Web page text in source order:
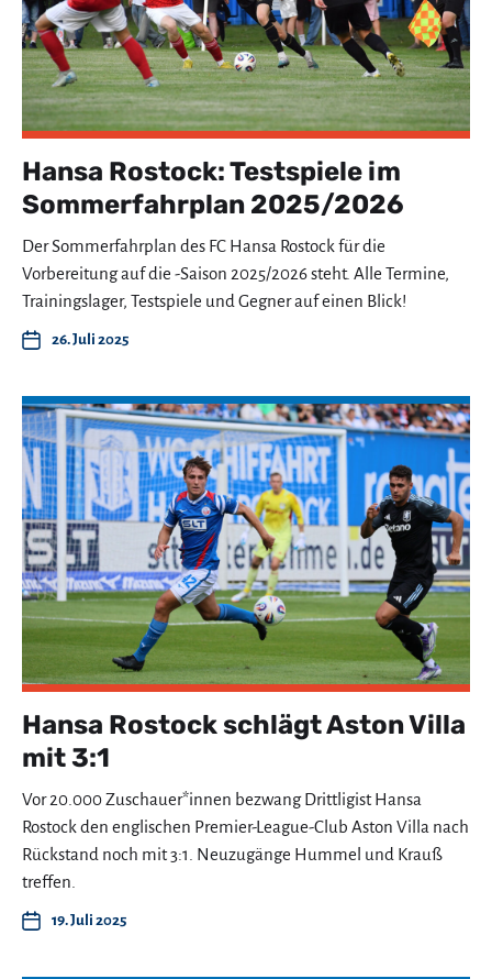
Hansa Rostock: Testspiele im
Sommerfahrplan 2025/2026
Der Sommerfahrplan des FC Hansa Rostock für die
Vorbereitung auf die -Saison 2025/2026 steht. Alle Termine,
Trainingslager, Testspiele und Gegner auf einen Blick!
26. Juli 2025
Hansa Rostock schlägt Aston Villa
mit 3:1
Vor 20.000 Zuschauer*innen bezwang Drittligist Hansa
Rostock den englischen Premier-League-Club Aston Villa nach
Rückstand noch mit 3:1. Neuzugänge Hummel und Krauß
treffen.
19. Juli 2025